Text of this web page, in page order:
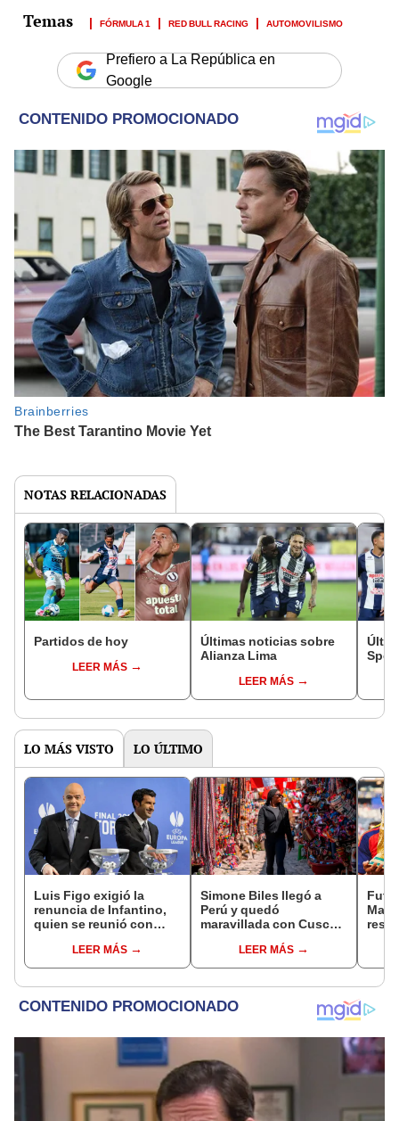
FÓRMULA 1 RED BULL RACING AUTOMOVILISMO
Prefiero a La República en
Google
NOTAS RELACIONADAS
Partidos de hoy
LEER MÁS
Últimas noticias sobre
Alianza Lima
LEER MÁS
LO MÁS VISTO LO ÚLTIMO
Luis Figo exigió la
renuncia de Infantino,
quien se reunió con
en Marruecos
LEER MÁS
Simone Biles llegó a
Perú y quedó
maravillada con Cusco:
lo hermoso que es este
país"
LEER MÁS
se